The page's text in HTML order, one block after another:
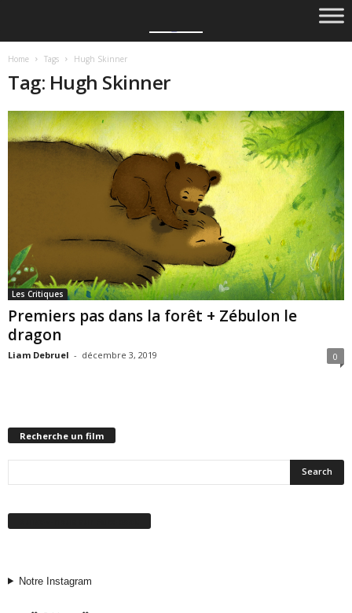
Home Tags Hugh Skinner
Tag: Hugh Skinner
Les Critiques
Premiers pas dans la forêt + Zébulon le
dragon
Liam Debruel - décembre 3, 2019 0
Recherche un film
Notre Instagram